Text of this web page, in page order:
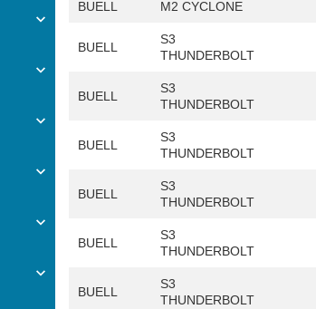
BUELL M2 CYCLONE
BUELL
S3
THUNDERBOLT
BUELL
S3
THUNDERBOLT
BUELL
S3
THUNDERBOLT
BUELL
S3
THUNDERBOLT
BUELL
S3
THUNDERBOLT
BUELL
S3
THUNDERBOLT